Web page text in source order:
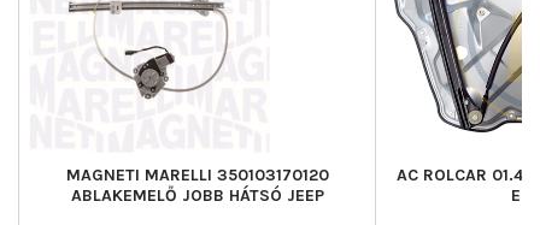
MAGNETI MARELLI 350103170120
ABLAKEMELŐ JOBB HÁTSÓ JEEP
AC ROLCAR